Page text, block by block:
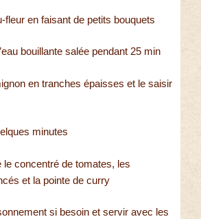
fleur en faisant de petits bouquets
bouillante salée pendant 25 min
en tranches épaisses et le saisir
minutes
le concentré de tomates, les
et la pointe de curry
si besoin et servir avec les